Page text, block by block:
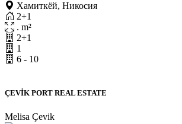
Хамиткёй, Никосия
2+1
. m²
2+1
1
6 - 10
ÇEVİK PORT REAL ESTATE
Melisa Çevik